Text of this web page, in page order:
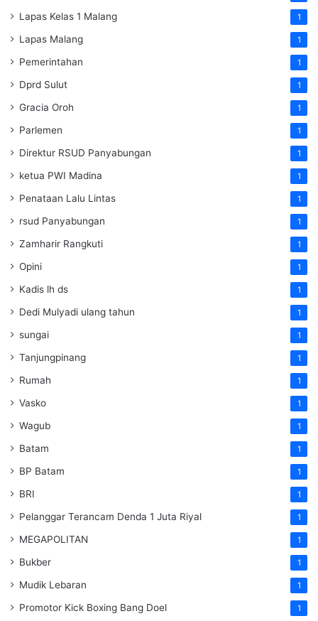
Lapas Kelas 1 Malang 1
Lapas Malang 1
Pemerintahan 1
Dprd Sulut 1
Gracia Oroh 1
Parlemen 1
Direktur RSUD Panyabungan 1
ketua PWI Madina 1
Penataan Lalu Lintas 1
rsud Panyabungan 1
Zamharir Rangkuti 1
Opini 1
Kadis lh ds 1
Dedi Mulyadi ulang tahun 1
sungai 1
Tanjungpinang 1
Rumah 1
Vasko 1
Wagub 1
Batam 1
BP Batam 1
BRI 1
Pelanggar Terancam Denda 1 Juta Riyal 1
MEGAPOLITAN 1
Bukber 1
Mudik Lebaran 1
Promotor Kick Boxing Bang Doel 1